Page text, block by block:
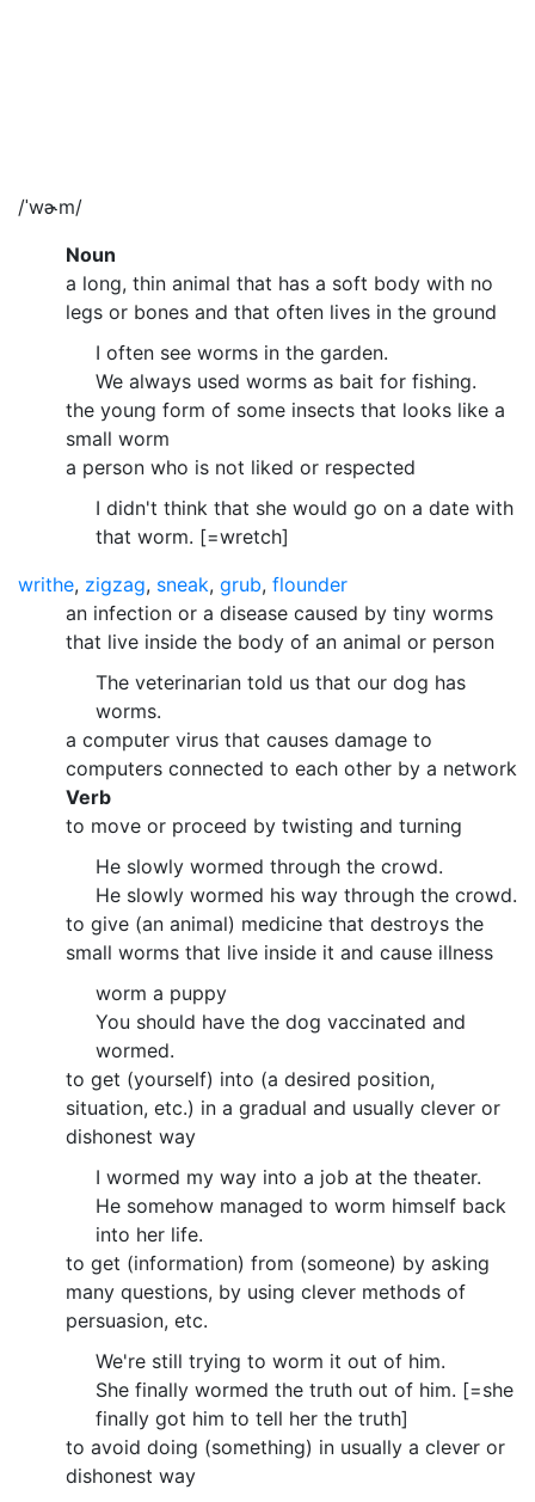
/ˈwɚm/
Noun
a long, thin animal that has a soft body with no
legs or bones and that often lives in the ground
I often see worms in the garden.
We always used worms as bait for fishing.
the young form of some insects that looks like a
small worm
a person who is not liked or respected
I didn't think that she would go on a date with
that worm. [=wretch]
writhe, zigzag, sneak, grub, flounder
an infection or a disease caused by tiny worms
that live inside the body of an animal or person
The veterinarian told us that our dog has
worms.
a computer virus that causes damage to
computers connected to each other by a network
Verb
to move or proceed by twisting and turning
He slowly wormed through the crowd.
He slowly wormed his way through the crowd.
to give (an animal) medicine that destroys the
small worms that live inside it and cause illness
worm a puppy
You should have the dog vaccinated and
wormed.
to get (yourself) into (a desired position,
situation, etc.) in a gradual and usually clever or
dishonest way
I wormed my way into a job at the theater.
He somehow managed to worm himself back
into her life.
to get (information) from (someone) by asking
many questions, by using clever methods of
persuasion, etc.
We're still trying to worm it out of him.
She finally wormed the truth out of him. [=she
finally got him to tell her the truth]
to avoid doing (something) in usually a clever or
dishonest way